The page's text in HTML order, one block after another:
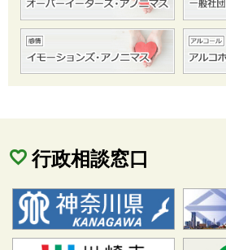
行政相談窓口